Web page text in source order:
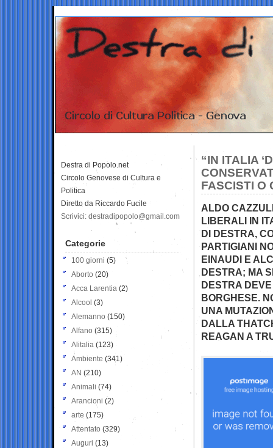
“IN ITALIA
FASCISTI O
ALDO
LIBERALI IN
DI DESTRA,
PARTIGIANI
EINAUDI E
DESTRA; MA
DESTRA
BORGHESE.
UNA
DALLA
REAGAN A
Destra di Popolo.net
Circolo Genovese di Cultura e
Politica
Diretto da Riccardo Fucile
Scrivici: destradipopolo@gmail.com
Categorie
100 giorni (5)
Aborto (20)
Acca Larentia (2)
Alcool (3)
Alemanno (150)
Alfano (315)
Alitalia (123)
Ambiente (341)
AN (210)
Animali (74)
Arancioni (2)
arte (175)
Attentato (329)
Auguri (13)